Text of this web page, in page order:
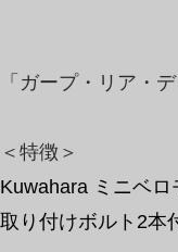
「ガープ・リア・
＜特徴＞
Kuwahara ミニベ
取り付けボルト2本